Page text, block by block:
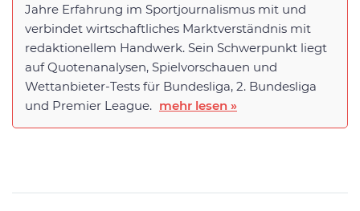
Jahre Erfahrung im Sportjournalismus mit und
verbindet wirtschaftliches Marktverständnis mit
redaktionellem Handwerk. Sein Schwerpunkt liegt
auf Quotenanalysen, Spielvorschauen und
Wettanbieter-Tests für Bundesliga, 2. Bundesliga
und Premier League. mehr lesen »